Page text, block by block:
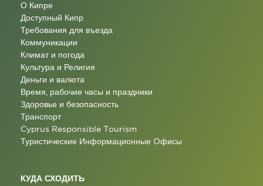
О Кипре
Доступный Кипр
Требования для въезда
Коммуникации
Климат и погода
Культура и Религия
Деньги и валюта
Время, рабочие часы и праздники
Здоровье и безопасность
Транспорт
Cyprus Responsible Tourism
Туристические Информационные Oфисы
КУДА СХОДИТЬ